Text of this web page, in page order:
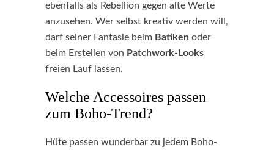
ebenfalls als Rebellion gegen alte Werte
anzusehen. Wer selbst kreativ werden will,
darf seiner Fantasie beim Batiken oder
beim Erstellen von Patchwork-Looks
freien Lauf lassen.
Welche Accessoires passen
zum Boho-Trend?
Hüte passen wunderbar zu jedem Boho-